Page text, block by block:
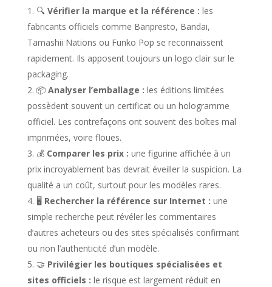
🔍 Vérifier la marque et la référence : les
fabricants officiels comme Banpresto, Bandai,
Tamashii Nations ou Funko Pop se reconnaissent
rapidement. Ils apposent toujours un logo clair sur le
packaging.
📦 Analyser l’emballage : les éditions limitées
possèdent souvent un certificat ou un hologramme
officiel. Les contrefaçons ont souvent des boîtes mal
imprimées, voire floues.
💰 Comparer les prix : une figurine affichée à un
prix incroyablement bas devrait éveiller la suspicion. La
qualité a un coût, surtout pour les modèles rares.
🖥️ Rechercher la référence sur Internet : une
simple recherche peut révéler les commentaires
d’autres acheteurs ou des sites spécialisés confirmant
ou non l’authenticité d’un modèle.
🤝 Privilégier les boutiques spécialisées et
sites officiels : le risque est largement réduit en